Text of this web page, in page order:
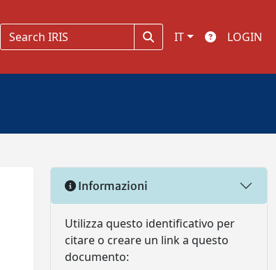
IT LOGIN
Informazioni
Utilizza questo identificativo per
citare o creare un link a questo
documento: